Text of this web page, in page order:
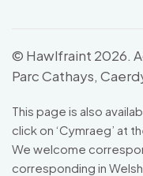
© Hawlfraint 2026.
Parc Cathays,
This page is also
click on ‘Cymraeg’ at
We welcome
corresponding in